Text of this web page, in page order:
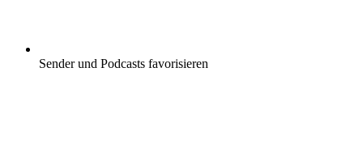
Sender und Podcasts favorisieren